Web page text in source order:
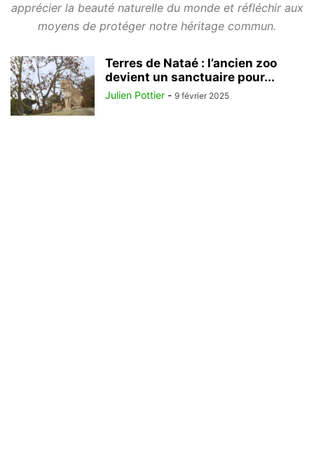
apprécier la beauté naturelle du monde et réfléchir aux
moyens de protéger notre héritage commun.
Terres de Nataé : l’ancien zoo
devient un sanctuaire pour...
Julien Pottier - 9 février 2025